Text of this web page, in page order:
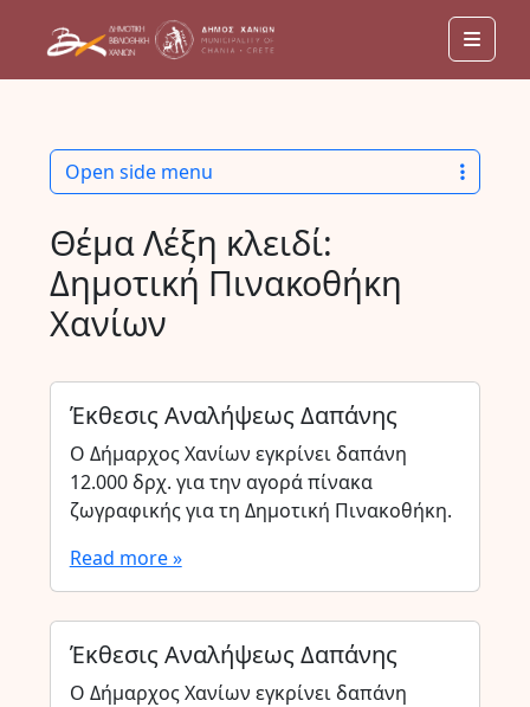
Θέμα Λέξη κλειδί:
Δημοτική Πινακοθήκη
Χανίων
Έκθεσις Αναλήψεως Δαπάνης
Ο Δήμαρχος Χανίων εγκρίνει δαπάνη
12.000 δρχ. για την αγορά πίνακα
ζωγραφικής για τη Δημοτική Πινακοθήκη.
Read more »
Έκθεσις Αναλήψεως Δαπάνης
Ο Δήμαρχος Χανίων εγκρίνει δαπάνη
Open side menu